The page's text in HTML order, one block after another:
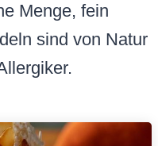
Menge, fein
sind von Natur